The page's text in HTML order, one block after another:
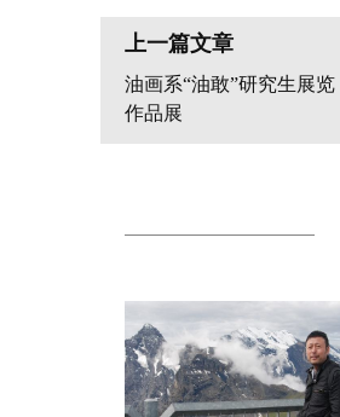
上一篇文章
油画系“油敢”研究生展
作品展